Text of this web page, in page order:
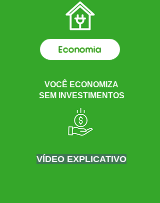
VOCÊ ECONOMIZA
SEM INVESTIMENTOS
Economia
VÍDEO EXPLICATIVO